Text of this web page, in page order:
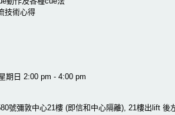
技術心得
期日 2:00 pm - 4:00 pm
號彌敦中心21樓 (即信和中心隔離), 21樓出lift 後